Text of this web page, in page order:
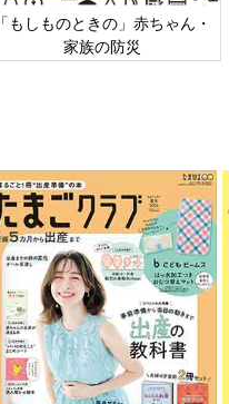
六星占術 細木かおりさんの人生
相談